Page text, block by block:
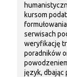
kursom
serwisach
weryfikację
poradników
język, dbając